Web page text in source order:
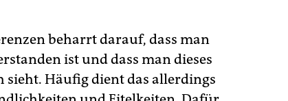
beharrt darauf, dass man
ist und dass man dieses
sieht. Häufig dient das allerdings